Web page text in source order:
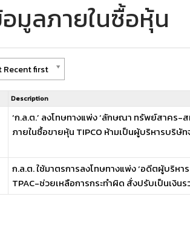
มูลภายในซื้อหุ้น
Recent first
Description
‘ก.ล.ต.’ ลงโทษทางแพ่ง ‘ลักษณา ทรัพย์สาคร-
ภายในซื้อขายหุ้น TIPCO ห้ามเป็นผู้บริหารบริษัท
ก.ล.ต. ใช้มาตรการลงโทษทางแพ่ง ‘อดีตผู้บริหา
TPAC-ช่วยเหลือการกระทำผิด สั่งปรับเป็นเงินร